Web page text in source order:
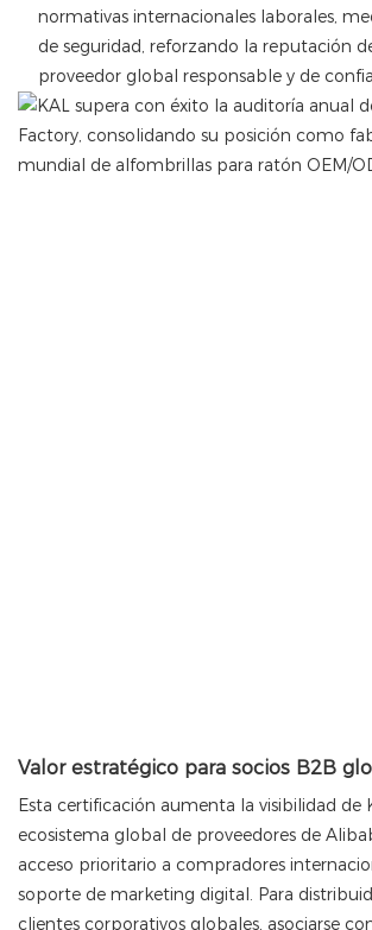
normativas internacionales laborales,
de seguridad, reforzando la reputación
proveedor global responsable y de
Valor estratégico para socios B2B
Esta certificación aumenta la visibilidad de
ecosistema global de proveedores de
acceso prioritario a compradores
soporte de marketing digital. Para
clientes corporativos globales, asociarse